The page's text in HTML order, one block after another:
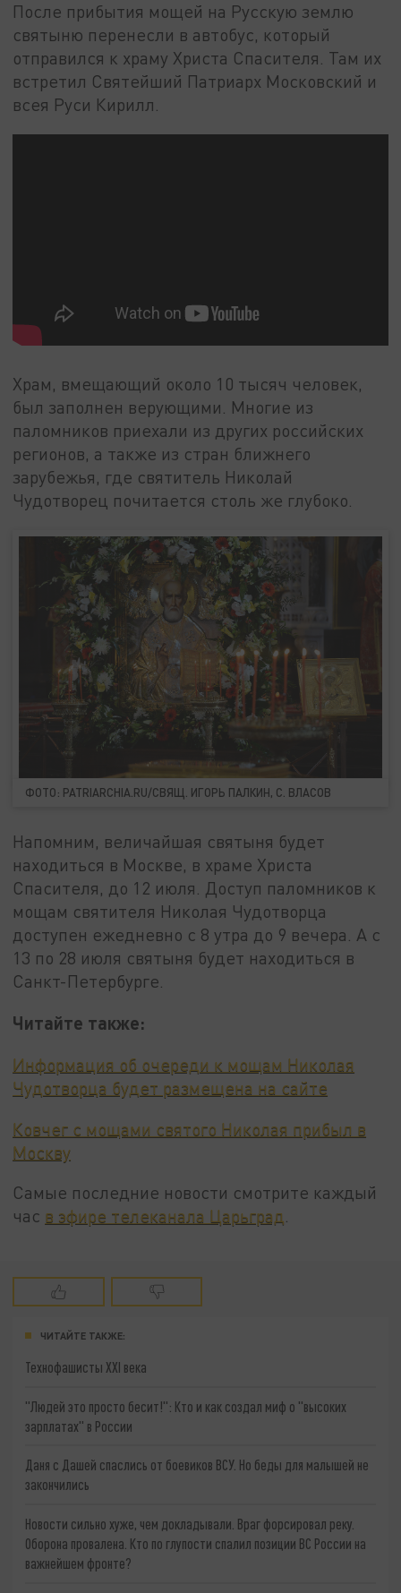
После прибытия мощей на Русскую землю
святыню перенесли в автобус, который
отправился к храму Христа Спасителя. Там их
встретил Святейший Патриарх Московский и
всея Руси Кирилл.
Храм, вмещающий около 10 тысяч человек,
был заполнен верующими. Многие из
паломников приехали из других российских
регионов, а также из стран ближнего
зарубежья, где святитель Николай
Чудотворец почитается столь же глубоко.
ФОТО: PATRIARCHIA.RU/СВЯЩ. ИГОРЬ ПАЛКИН, С. ВЛАСОВ
Напомним, величайшая святыня будет
находиться в Москве, в храме Христа
Спасителя, до 12 июля. Доступ паломников к
мощам святителя Николая Чудотворца
доступен ежедневно с 8 утра до 9 вечера. А с
13 по 28 июля святыня будет находиться в
Санкт-Петербурге.
Читайте также:
Информация об очереди к мощам Николая
Чудотворца будет размещена на сайте
Ковчег с мощами святого Николая прибыл в
Москву
Самые последние новости смотрите каждый
час в эфире телеканала Царьград
ЧИТАЙТЕ ТАКЖЕ:
Технофашисты XXI века
"Людей это просто бесит!": Кто и как создал миф о "высоких
зарплатах" в России
Даня с Дашей спаслись от боевиков ВСУ. Но беды для малышей не
закончились
Новости сильно хуже, чем докладывали. Враг форсировал реку.
Оборона провалена. Кто по глупости спалил позиции ВС России на
важнейшем фронте?